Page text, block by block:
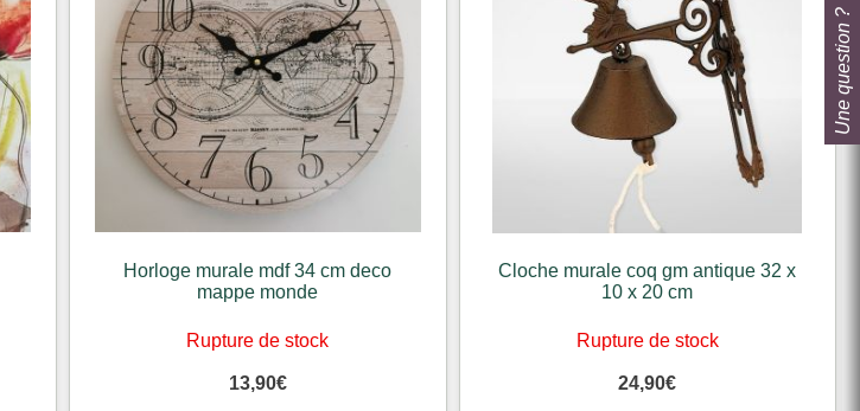
Cloche murale coq gm antique 32 x
10 x 20 cm
Rupture de stock
24,90€
Grande horloge engrenage metal et
mdf 80 cm retro
Rupture de stock
119,00€
Une question ?